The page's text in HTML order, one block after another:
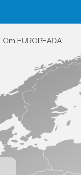
Om EUROPEADA